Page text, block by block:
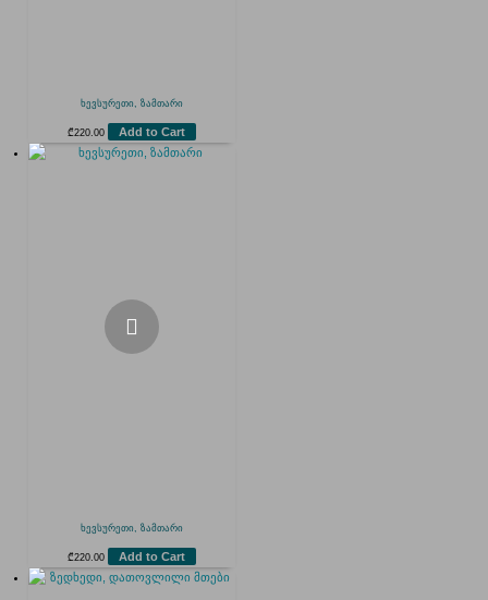
ხევსურეთი, ზამთარი
₾220.00 Add to Cart
ხევსურეთი, ზამთარი
₾220.00 Add to Cart